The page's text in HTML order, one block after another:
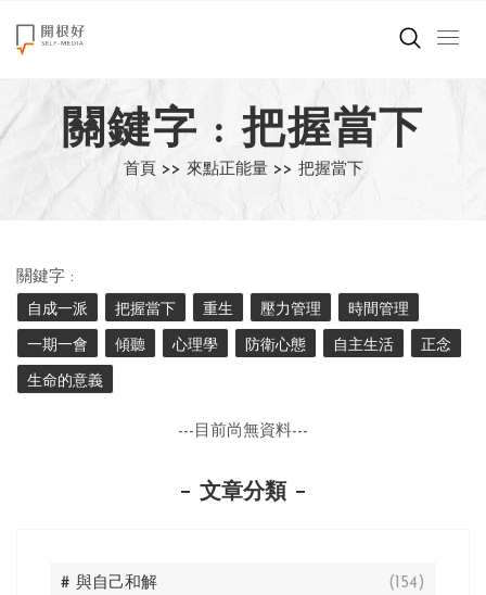
來點正能量
世界在想什麼
創造美好生活
職場商業經濟
影片專區
關鍵字 : 把握當下
首頁 >> 來點正能量 >> 把握當下
關鍵字 :
自成一派
把握當下 重生 壓力管理 時間管理
一期一會 傾聽 心理學 防衛心態 自主生活 正念
生命的意義
---目前尚無資料---
文章分類
# 與自己和解 (154)